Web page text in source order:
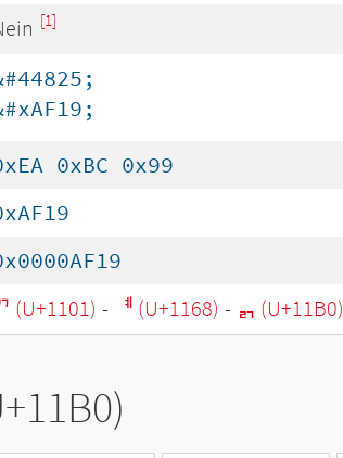
[1]
0xBC 0x99
(U+1101) - ᅨ (U+1168) - ᆰ (U+11B0)